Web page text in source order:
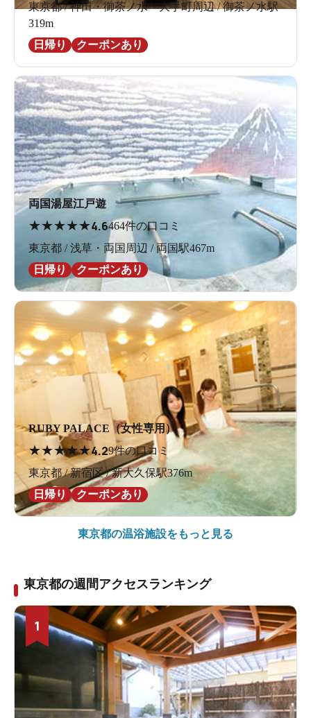
東京都 / 神田・御茶ノ水・大手町周辺 / 御茶ノ水駅
319m
日帰り
クーポンあり
両国湯屋江戸遊
★★★★★4.6464件の口コミ
東京都 / 浅草・両国周辺 / 両国駅467m
日帰り
クーポンあり
RUBY PALACE（女性専用）
★★★★★4.29件の口コミ
東京都 / 新宿区 / 新大久保駅376m
日帰り
クーポンあり
東京都の温浴施設をもっと見る
東京都の週間アクセスランキング
1